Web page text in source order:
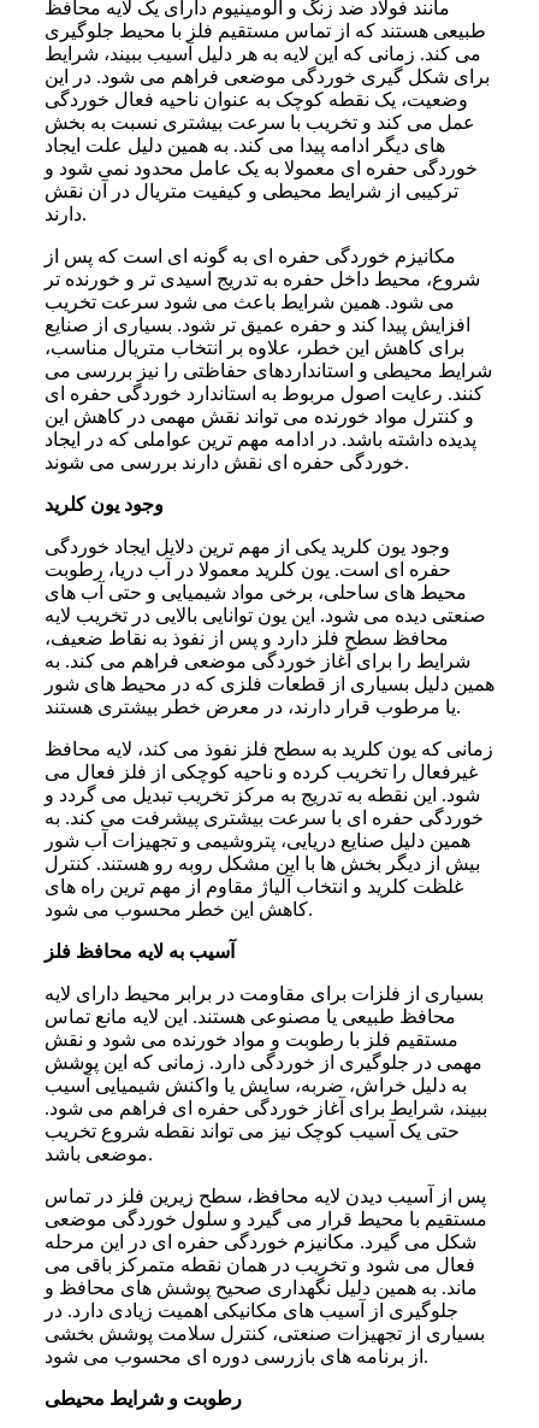
مانند فولاد ضد زنگ و آلومینیوم دارای یک لایه محافظ
طبیعی هستند که از تماس مستقیم فلز با محیط جلوگیری
می کند. زمانی که این لایه به هر دلیل آسیب ببیند، شرایط
برای شکل گیری خوردگی موضعی فراهم می شود. در این
وضعیت، یک نقطه کوچک به عنوان ناحیه فعال خوردگی
عمل می کند و تخریب با سرعت بیشتری نسبت به بخش
های دیگر ادامه پیدا می کند. به همین دلیل علت ایجاد
خوردگی حفره ای معمولا به یک عامل محدود نمی شود و
ترکیبی از شرایط محیطی و کیفیت متریال در آن نقش
دارند.
مکانیزم خوردگی حفره ای به گونه ای است که پس از
شروع، محیط داخل حفره به تدریج اسیدی تر و خورنده تر
می شود. همین شرایط باعث می شود سرعت تخریب
افزایش پیدا کند و حفره عمیق تر شود. بسیاری از صنایع
برای کاهش این خطر، علاوه بر انتخاب متریال مناسب،
شرایط محیطی و استانداردهای حفاظتی را نیز بررسی می
کنند. رعایت اصول مربوط به استاندارد خوردگی حفره ای
و کنترل مواد خورنده می تواند نقش مهمی در کاهش این
پدیده داشته باشد. در ادامه مهم ترین عواملی که در ایجاد
خوردگی حفره ای نقش دارند بررسی می شوند.
وجود یون کلرید
وجود یون کلرید یکی از مهم ترین دلایل ایجاد خوردگی
حفره ای است. یون کلرید معمولا در آب دریا، رطوبت
محیط های ساحلی، برخی مواد شیمیایی و حتی آب های
صنعتی دیده می شود. این یون توانایی بالایی در تخریب لایه
محافظ سطح فلز دارد و پس از نفوذ به نقاط ضعیف،
شرایط را برای آغاز خوردگی موضعی فراهم می کند. به
همین دلیل بسیاری از قطعات فلزی که در محیط های شور
یا مرطوب قرار دارند، در معرض خطر بیشتری هستند.
زمانی که یون کلرید به سطح فلز نفوذ می کند، لایه محافظ
غیرفعال را تخریب کرده و ناحیه کوچکی از فلز فعال می
شود. این نقطه به تدریج به مرکز تخریب تبدیل می گردد و
خوردگی حفره ای با سرعت بیشتری پیشرفت می کند. به
همین دلیل صنایع دریایی، پتروشیمی و تجهیزات آب شور
بیش از دیگر بخش ها با این مشکل روبه رو هستند. کنترل
غلظت کلرید و انتخاب آلیاژ مقاوم از مهم ترین راه های
کاهش این خطر محسوب می شود.
آسیب به لایه محافظ فلز
بسیاری از فلزات برای مقاومت در برابر محیط دارای لایه
محافظ طبیعی یا مصنوعی هستند. این لایه مانع تماس
مستقیم فلز با رطوبت و مواد خورنده می شود و نقش
مهمی در جلوگیری از خوردگی دارد. زمانی که این پوشش
به دلیل خراش، ضربه، سایش یا واکنش شیمیایی آسیب
ببیند، شرایط برای آغاز خوردگی حفره ای فراهم می شود.
حتی یک آسیب کوچک نیز می تواند نقطه شروع تخریب
موضعی باشد.
پس از آسیب دیدن لایه محافظ، سطح زیرین فلز در تماس
مستقیم با محیط قرار می گیرد و سلول خوردگی موضعی
شکل می گیرد. مکانیزم خوردگی حفره ای در این مرحله
فعال می شود و تخریب در همان نقطه متمرکز باقی می
ماند. به همین دلیل نگهداری صحیح پوشش های محافظ و
جلوگیری از آسیب های مکانیکی اهمیت زیادی دارد. در
بسیاری از تجهیزات صنعتی، کنترل سلامت پوشش بخشی
از برنامه های بازرسی دوره ای محسوب می شود.
رطوبت و شرایط محیطی